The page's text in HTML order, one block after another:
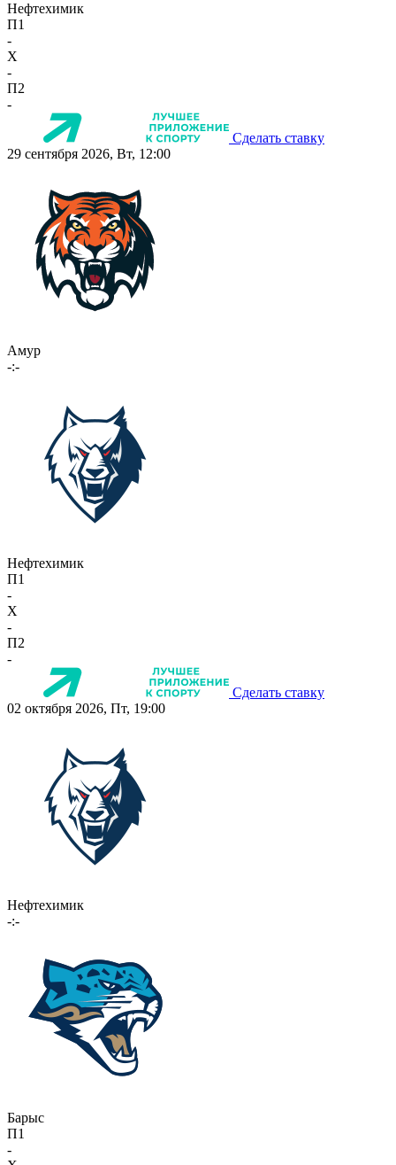
Нефтехимик
П1
-
X
-
П2
-
Сделать ставку
29 сентября 2026, Вт, 12:00
Амур
-:-
Нефтехимик
П1
-
X
-
П2
-
Сделать ставку
02 октября 2026, Пт, 19:00
Нефтехимик
-:-
Барыс
П1
-